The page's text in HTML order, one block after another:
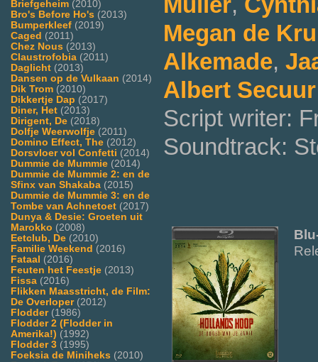
Briefgeheim (2010)
Bro's Before Ho's (2013)
Bumperkleef (2019)
Caged (2011)
Chez Nous (2013)
Claustrofobia (2011)
Daglicht (2013)
Dansen op de Vulkaan (2014)
Dik Trom (2010)
Dikkertje Dap (2017)
Diner, Het (2013)
Dirigent, De (2018)
Dolfje Weerwolfje (2011)
Domino Effect, The (2012)
Dorsvloer vol Confetti (2014)
Dummie de Mummie (2014)
Dummie de Mummie 2: en de
Sfinx van Shakaba (2015)
Dummie de Mummie 3: en de
Tombe van Achnetoet (2017)
Dunya & Desie: Groeten uit
Marokko (2008)
Eetclub, De (2010)
Familie Weekend (2016)
Fataal (2016)
Feuten het Feestje (2013)
Fissa (2016)
Flikken Maasstricht, de Film:
De Overloper(2012)
Flodder(1986)
Flodder 2 (Flodder in
Amerika!) (1992)
Flodder 3 (1995)
Foeksia de Miniheks (2010)
Megan de
Alkemade,
Albert Secuur
Script writer:
Soundtrack: